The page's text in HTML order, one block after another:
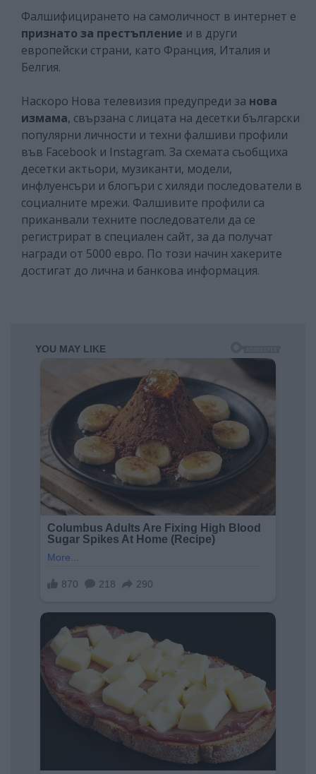
Фалшифицирането на самоличност в интернет е
признато за престъпление и в други
европейски страни, като Франция, Италия и
Белгия.
Наскоро Нова телевизия предупреди за нова
измама, свързана с лицата на десетки български
популярни личности и техни фалшиви профили
във Facebook и Instagram. За схемата съобщиха
десетки актьори, музиканти, модели,
инфлуенсъри и блогъри с хиляди последователи в
социалните мрежи. Фалшивите профили са
приканвали техните последователи да се
регистрират в специален сайт, за да получат
награди от 5000 евро. По този начин хакерите
достигат до лична и банкова информация.